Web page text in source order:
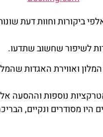
ביקורות וחוות דעת
לשיפור שחשוב שתדעו.
ואווירת האגדות
נוספות וההסעה
היו מסודרים ונקיים,